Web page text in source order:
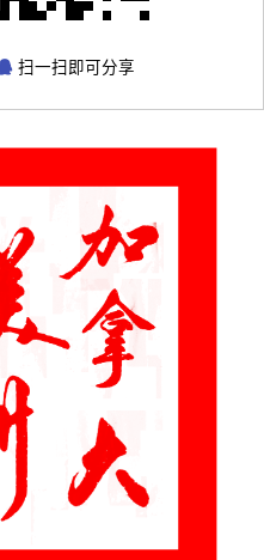
扫一扫即可分享